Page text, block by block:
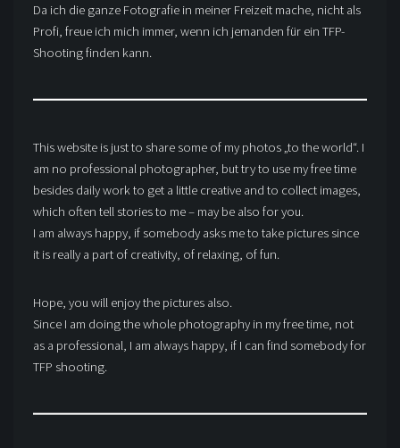
Da ich die ganze Fotografie in meiner Freizeit mache, nicht als
Profi, freue ich mich immer, wenn ich jemanden für ein TFP-
Shooting finden kann.
This website is just to share some of my photos „to the world“. I
am no professional photographer, but try to use my free time
besides daily work to get a little creative and to collect images,
which often tell stories to me – may be also for you.
I am always happy, if somebody asks me to take pictures since
it is really a part of creativity, of relaxing, of fun.
Hope, you will enjoy the pictures also.
Since I am doing the whole photography in my free time, not
as a professional, I am always happy, if I can find somebody for
TFP shooting.